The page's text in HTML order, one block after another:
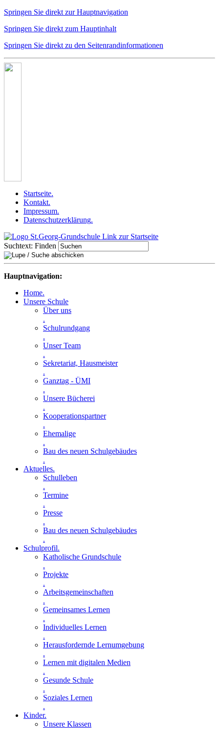
Springen Sie direkt zur Hauptnavigation
Springen Sie direkt zum Hauptinhalt
Springen Sie direkt zu den Seitenrandinformationen
Startseite.
Kontakt.
Impressum.
Datenschutzerklärung.
Suchtext: Finden
Hauptnavigation:
Home.
Unsere Schule
Über uns
.
Schulrundgang
.
Unser Team
.
Sekretariat, Hausmeister
.
Ganztag - ÜMI
.
Unsere Bücherei
.
Kooperationspartner
.
Ehemalige
.
Bau des neuen Schulgebäudes
.
Aktuelles.
Schulleben
.
Termine
.
Presse
.
Bau des neuen Schulgebäudes
.
Schulprofil.
Katholische Grundschule
.
Projekte
.
Arbeitsgemeinschaften
.
Gemeinsames Lernen
.
Individuelles Lernen
.
Herausfordernde Lernumgebung
.
Lernen mit digitalen Medien
.
Gesunde Schule
.
Soziales Lernen
.
Kinder.
Unsere Klassen